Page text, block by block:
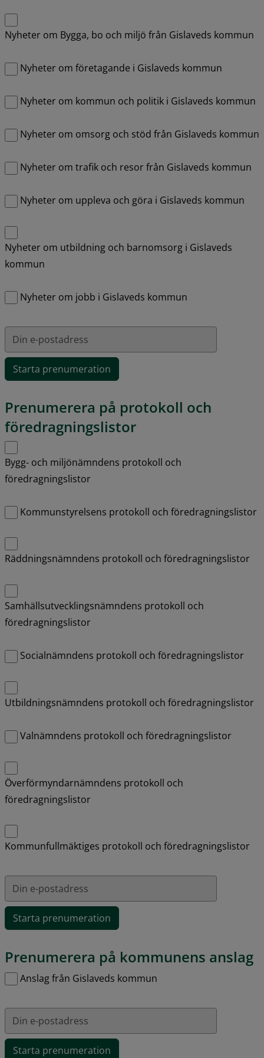
Nyheter om Bygga, bo och miljö från Gislaveds kommun
Nyheter om företagande i Gislaveds kommun
Nyheter om kommun och politik i Gislaveds kommun
Nyheter om omsorg och stöd från Gislaveds kommun
Nyheter om trafik och resor från Gislaveds kommun
Nyheter om uppleva och göra i Gislaveds kommun
Nyheter om utbildning och barnomsorg i Gislaveds
kommun
Nyheter om jobb i Gislaveds kommun
Din e-postadress
Prenumerera på protokoll och
föredragningslistor
Hantera prenumerationer
Bygg- och miljönämndens protokoll och
föredragningslistor
Kommunstyrelsens protokoll och föredragningslistor
Räddningsnämndens protokoll och föredragningslistor
Samhällsutvecklingsnämndens protokoll och
föredragningslistor
Socialnämndens protokoll och föredragningslistor
Utbildningsnämndens protokoll och föredragningslistor
Valnämndens protokoll och föredragningslistor
Överförmyndarnämndens protokoll och
föredragningslistor
Kommunfullmäktiges protokoll och föredragningslistor
Din e-postadress
Prenumerera på kommunens anslag
Hantera prenumerationer
Anslag från Gislaveds kommun
Din e-postadress